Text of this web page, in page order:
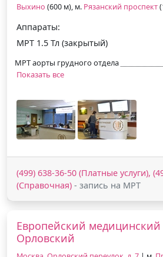
Выхино (600 м), м. Рязанский проспект
Аппараты:
МРТ 1.5 Тл (закрытый)
МРТ аорты грудного отдела
Показать все
(499) 638-36-50 (Платные услуги),
(Справочная) - запись на МРТ
Европейский медицинский
Орловский